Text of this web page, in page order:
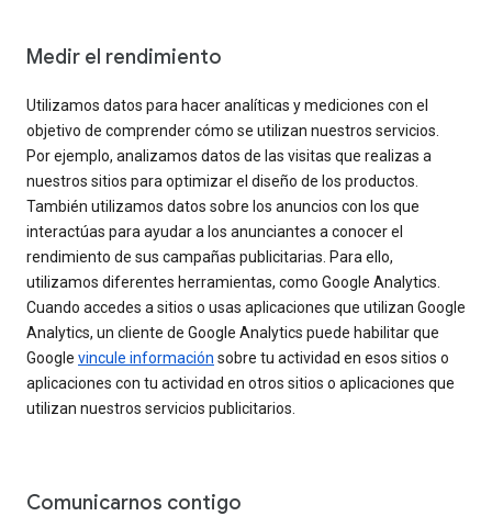
Medir el rendimiento
Utilizamos datos para hacer analíticas y mediciones con el
objetivo de comprender cómo se utilizan nuestros servicios.
Por ejemplo, analizamos datos de las visitas que realizas a
nuestros sitios para optimizar el diseño de los productos.
También utilizamos datos sobre los anuncios con los que
interactúas para ayudar a los anunciantes a conocer el
rendimiento de sus campañas publicitarias. Para ello,
utilizamos diferentes herramientas, como Google Analytics.
Cuando accedes a sitios o usas aplicaciones que utilizan Google
Analytics, un cliente de Google Analytics puede habilitar que
Google vincule información sobre tu actividad en esos sitios o
aplicaciones con tu actividad en otros sitios o aplicaciones que
utilizan nuestros servicios publicitarios.
Comunicarnos contigo